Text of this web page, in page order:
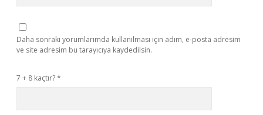
Daha sonraki yorumlarımda kullanılması için adım, e-posta adresim
ve site adresim bu tarayıcıya kaydedilsin.
7 + 8 kaçtır?*